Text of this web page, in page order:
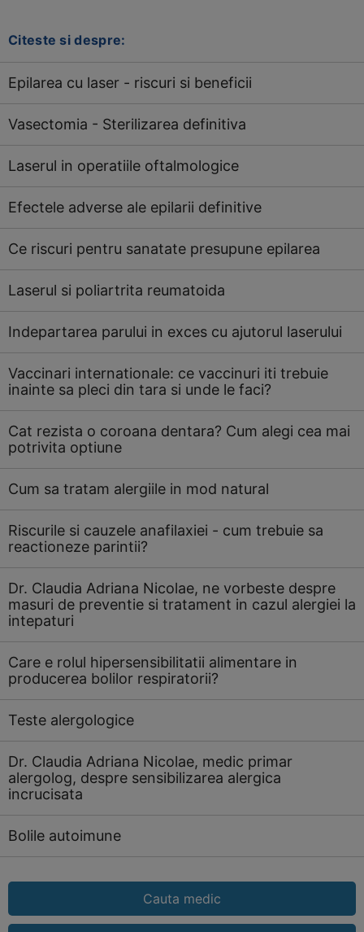
Citeste si despre:
Epilarea cu laser - riscuri si beneficii
Vasectomia - Sterilizarea definitiva
Laserul in operatiile oftalmologice
Efectele adverse ale epilarii definitive
Ce riscuri pentru sanatate presupune epilarea
Laserul si poliartrita reumatoida
Indepartarea parului in exces cu ajutorul laserului
Vaccinari internationale: ce vaccinuri iti trebuie
inainte sa pleci din tara si unde le faci?
Cat rezista o coroana dentara? Cum alegi cea mai
potrivita optiune
Cum sa tratam alergiile in mod natural
Riscurile si cauzele anafilaxiei - cum trebuie sa
reactioneze parintii?
Dr. Claudia Adriana Nicolae, ne vorbeste despre
masuri de preventie si tratament in cazul alergiei la
intepaturi
Care e rolul hipersensibilitatii alimentare in
producerea bolilor respiratorii?
Teste alergologice
Dr. Claudia Adriana Nicolae, medic primar
alergolog, despre sensibilizarea alergica
incrucisata
Bolile autoimune
Cauta medic